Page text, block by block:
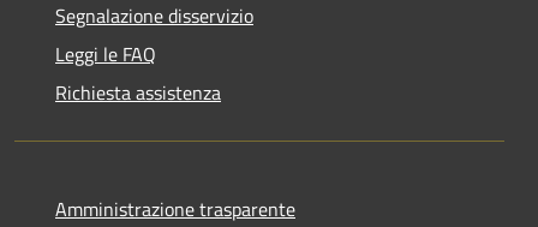
Segnalazione disservizio
Leggi le FAQ
Richiesta assistenza
Amministrazione trasparente